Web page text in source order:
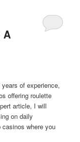
A
of experience,
offering roulette
article, I will
on daily
where you